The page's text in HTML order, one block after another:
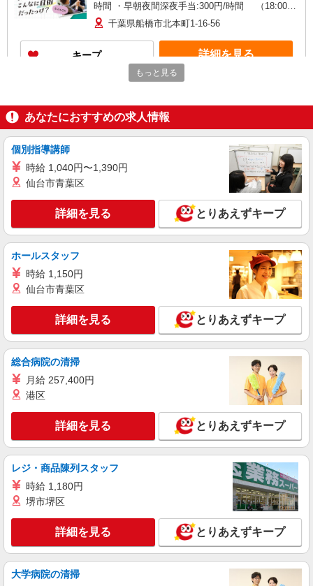
時間 ・早朝夜間深夜手当:300円/時間 （18:00〜
翌07:59の時間帯） ・ICT手当:2,000円/月 ・ケア
→ケアの移動時間も賃金（時給）を支給 ※給与幅
は資格・経験等による
千葉県船橋市北本町1-16-56
キープ 詳細を見る
介護スタッフ
【介護福祉士】 月給：241,800円 年収例：330
例：285万円〜 ※職務手当、働きがい向上手当、
日祝手当（月平均2回分）等、毎月平均的に支払わ
務手当も含む ◎残業時は別途時間外手当支給（超
過1分〜） ◎賞与 基本給2.08ヶ月分/年支給
千葉県船橋市前原西3-16-6 【そんぽの家S
キープ 詳細を見る
SOMPOケア ラヴィーレ西船橋/5117aa1
【期間限定】入社お祝い金10万円支給！ 対象
26/9/1迄に正社員として入社された方 ※お祝い金
は入社後3か月目の給与で支給、その他詳細は面接
時にご案内します 【介護福祉士】月給281,300円
／年収例377万円〜 【実務者研修】月給251,900円
／年収例340万円〜 【初任者研修・無資格】月給
い向上手当、日祝手当（月平均2回分）、夜勤手当
（月平均5回分）等、毎月平均的に支払われる手当
を含む ※介護福祉士のみ、特別職務手当も含む ◎
残業時は別途時間外手当支給（超過1分〜） ◎賞
与 基本給2.08ヶ月分/年支給
千葉県船橋市西船7-11-8
キープ 詳細を見る
アルバイト パート
SOMPOケア 船橋前原 訪問介護/3302cc2
登録ヘルパー
［1］ご利用者さま宅 【介護福祉士】時給1800
円 ◎週20h以上（社保加入）時給1850円 【実務者
研修・初任者研修（ヘルパー1級・2級）】時給
1720円 ◎週20h以上（社保加入）時給1770円 ＊日
曜祝日時給2020円〜（介護福祉士2100円〜）
［2］ホーム内 【介護福祉士】時給1600円 ◎週
20h以上（社保加入）時給1650円 【実務者研修・
週20h以上（社保加入）時給1570円 ＊日曜祝日時
給1820円〜（介護福祉士1900円〜） ◎身体介助、
生活援助が同時給 ◎キャンセル手当職務時給の
千葉県船橋市前原西3-16-6 【そんぽの家S
船橋前原】建物内
詳細を見る
パート
そんぽの家S 船橋前原/2076bc2
登録ヘルパー
もっと見る
あなたにおすすめの求人情報
個別指導講師
時給 1,040円〜1,390円
仙台市青葉区
詳細を見る とりあえずキープ
ホールスタッフ
時給 1,150円
仙台市青葉区
詳細を見る とりあえずキープ
総合病院の清掃
月給 257,400円
港区
詳細を見る とりあえずキープ
レジ・商品陳列スタッフ
時給 1,180円
堺市堺区
詳細を見る とりあえずキープ
大学病院の清掃